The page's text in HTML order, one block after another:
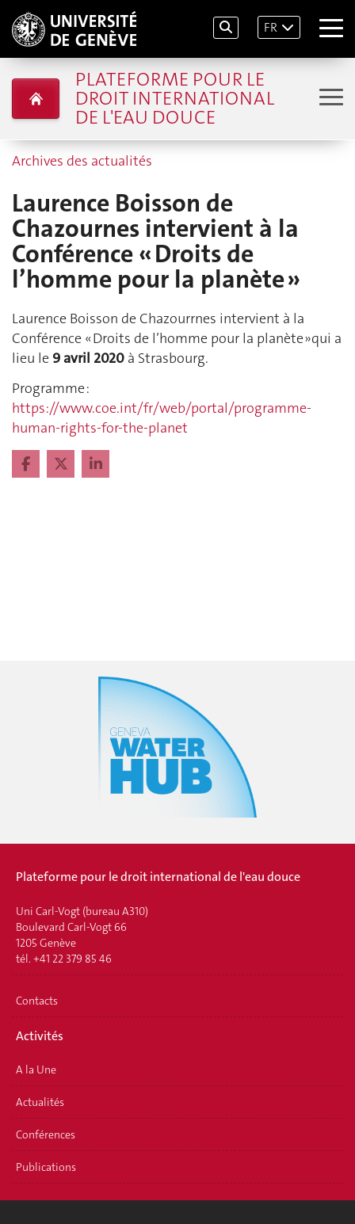
FR
PLATEFORME POUR LE
DROIT INTERNATIONAL
DE L'EAU DOUCE
Archives des actualités
Laurence Boisson de
Chazournes intervient à la
Conférence « Droits de
l’homme pour la planète »
Laurence Boisson de Chazourrnes intervient à la
Conférence « Droits de l’homme pour la planète »qui a
lieu le 9 avril 2020 à Strasbourg.
Programme :
https://www.coe.int/fr/web/portal/programme-
human-rights-for-the-planet
Plateforme pour le droit international de l'eau douce
Uni Carl-Vogt (bureau A310)
Boulevard Carl-Vogt 66
1205 Genève
tél. +41 22 379 85 46
Contacts
Activités
A la Une
Actualités
Conférences
Publications